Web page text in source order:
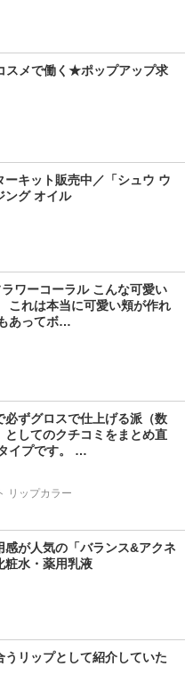
スメで働く★ポップアップ求
ーキット販売中／「シュウ ウ
ング オイル
ワーコーラル こんな可愛い
これは本当に可愛い頬が作れ
あってボ…
必ずグロスで仕上げる派（数
としてのクチコミをまとめ直
イプです。 …
リップカラー
感が人気の「バランス&アクネ
粧水・薬用乳液
うリップとして紹介していた